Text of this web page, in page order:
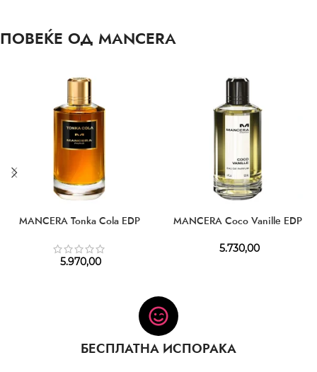
ПОВЕЌЕ ОД MANCERA
MANCERA Tonka Cola EDP
5.970,00
MANCERA Coco Vanille EDP
5.730,00
БЕСПЛАТНА ИСПОРАКА